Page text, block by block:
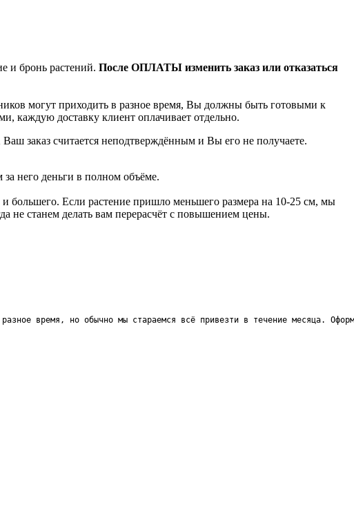
и бронь растений. После ОПЛАТЫ изменить заказ или отказаться
могут приходить в разное время, Вы должны быть готовыми к
каждую доставку клиент оплачивает отдельно.
заказ считается неподтверждённым и Вы его не получаете.
него деньги в полном объёме.
большего. Если растение пришло меньшего размера на 10-25 см, мы
не станем делать вам перерасчёт с повышением цены.
время, но обычно мы стараемся всё привезти в течение месяца.